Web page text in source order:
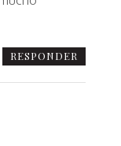
RESPONDER